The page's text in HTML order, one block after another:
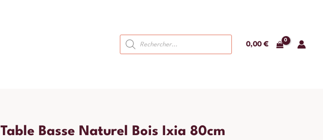
Recherche
de
produits
0,00 €
Table Basse Naturel Bois Ixia 80cm